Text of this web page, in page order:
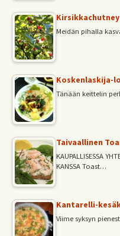
Kirsikkachutney
Meidän pihalla
Koskenlaskija-
Tänään keittelin
Taivaallinen
KAUPALLISESSA
KANSSA Toast…
Kantarelli-
Viime syksyn